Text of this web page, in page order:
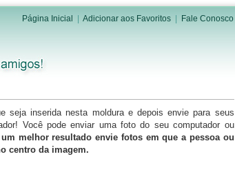
Página Inicial Adicionar aos Favoritos| Fale Conosco
seja inserida nesta moldura e depois envie para seus
Você pode enviar uma foto do seu computador ou
um melhor resultado envie fotos em que a pessoa ou
centro da imagem.